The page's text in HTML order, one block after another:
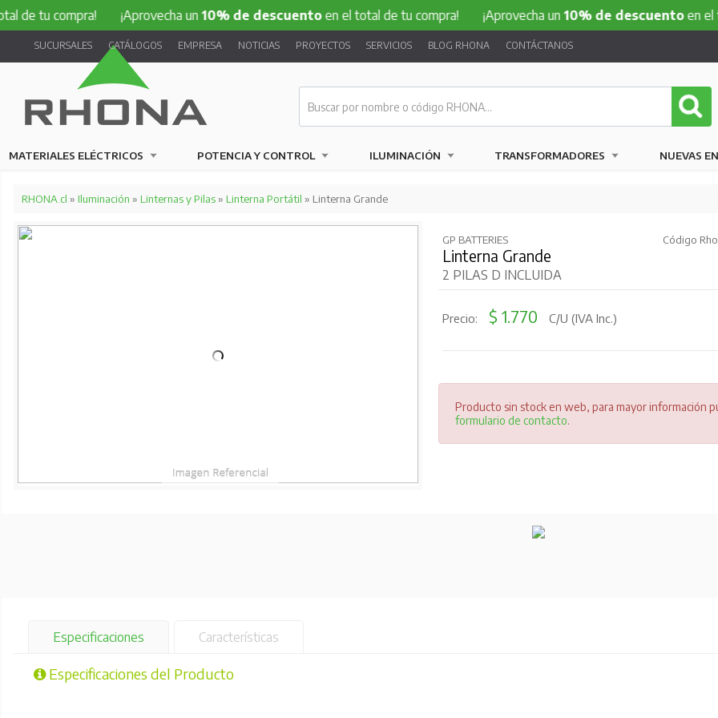
tu compra! ¡Aprovecha un10% de descuentoen el total de tu compra! ¡Aprovecha un10% de descuentoen el
SUCURSALES CATÁLOGOS EMPRESA NOTICIAS PROYECTOS SERVICIOS BLOG RHONA CONTÁCTANOS
MATERIALES ELÉCTRICOS POTENCIA Y CONTROL ILUMINACIÓN TRANSFORMADORES NUEVAS
RHONA.cl » Iluminación » Linternas y Pilas» Linterna Portátil » Linterna Grande
GP BATTERIES Código
Linterna Grande
2 PILAS D INCLUIDA
Precio: $ 1.770 C/U (IVA Inc.)
Producto sin stock en web, para mayor información
formulario de contacto.
Especificaciones Características
Especificaciones del Producto